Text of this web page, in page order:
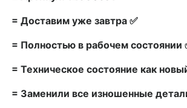
= Доставим уже завтра ✅
= Полностью в рабочем состоянии
= Техническое состояние как
= Заменили все изношенные